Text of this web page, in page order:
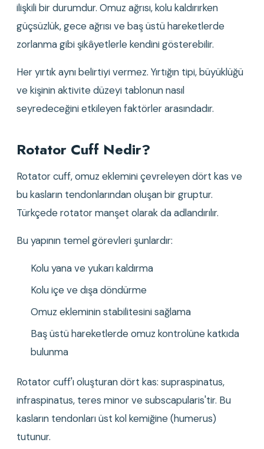
ilişkili bir durumdur. Omuz ağrısı, kolu kaldırırken
güçsüzlük, gece ağrısı ve baş üstü hareketlerde
zorlanma gibi şikâyetlerle kendini gösterebilir.
Her yırtık aynı belirtiyi vermez. Yırtığın tipi, büyüklüğü
ve kişinin aktivite düzeyi tablonun nasıl
seyredeceğini etkileyen faktörler arasındadır.
Rotator Cuff Nedir?
Rotator cuff, omuz eklemini çevreleyen dört kas ve
bu kasların tendonlarından oluşan bir gruptur.
Türkçede rotator manşet olarak da adlandırılır.
Bu yapının temel görevleri şunlardır:
Kolu yana ve yukarı kaldırma
Kolu içe ve dışa döndürme
Omuz ekleminin stabilitesini sağlama
Baş üstü hareketlerde omuz kontrolüne katkıda
bulunma
Rotator cuff'ı oluşturan dört kas: supraspinatus,
infraspinatus, teres minor ve subscapularis'tir. Bu
kasların tendonları üst kol kemiğine (humerus)
tutunur.